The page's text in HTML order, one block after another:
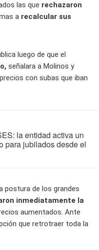
las que rechazaron
a recalcular sus
luego de que el
señalara a Molinos y
con subas que iban
la entidad activa un
para jubilados desde el
postura de los grandes
inmediatamente la
aumentados. Ante
que retrotraer toda la